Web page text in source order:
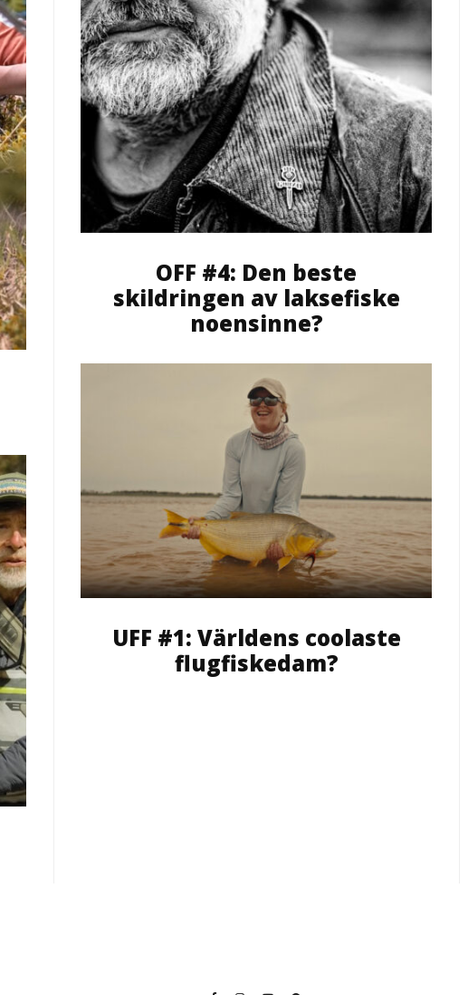
OFF #4: Den beste
skildringen av laksefiske
noensinne?
UFF #1: Världens coolaste
flugfiskedam?